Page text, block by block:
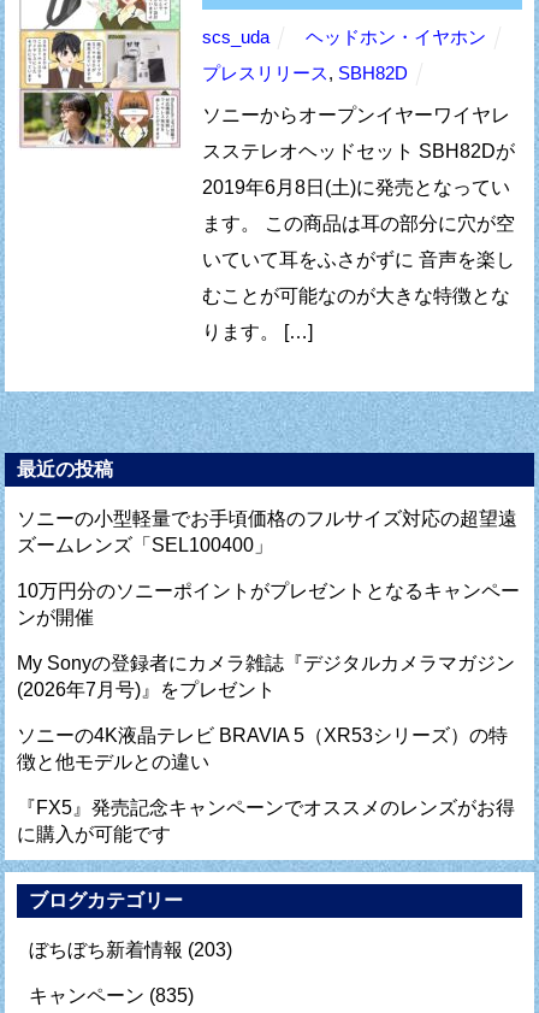
scs_uda
ヘッドホン・イヤホン
プレスリリース, SBH82D
ソニーからオープンイヤーワイヤレ
スステレオヘッドセット SBH82Dが
2019年6月8日(土)に発売となってい
ます。 この商品は耳の部分に穴が空
いていて耳をふさがずに 音声を楽し
むことが可能なのが大きな特徴とな
ります。 […]
最近の投稿
ソニーの小型軽量でお手頃価格のフルサイズ対応の超望遠
ズームレンズ「SEL100400」
10万円分のソニーポイントがプレゼントとなるキャンペー
ンが開催
My Sonyの登録者にカメラ雑誌『デジタルカメラマガジン
(2026年7月号)』をプレゼント
ソニーの4K液晶テレビ BRAVIA 5（XR53シリーズ）の特
徴と他モデルとの違い
『FX5』発売記念キャンペーンでオススメのレンズがお得
に購入が可能です
ブログカテゴリー
ぼちぼち新着情報 (203)
キャンペーン (835)